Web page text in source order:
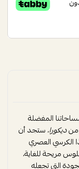
المفضلة
منديكورا، ستجد أن
الكرسي العصري
مريحة للغاية،
التي تجعله